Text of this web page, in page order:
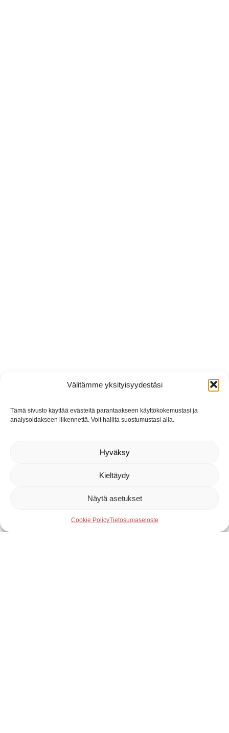
Välitämme yksityisyydestäsi
Tämä sivusto käyttää evästeitä parantaakseen käyttökokemustasi ja
analysoidakseen liikennettä. Voit hallita suostumustasi alla.
Hyväksy
Kieltäydy
Näytä asetukset
Cookie PolicyTietosuojaseloste